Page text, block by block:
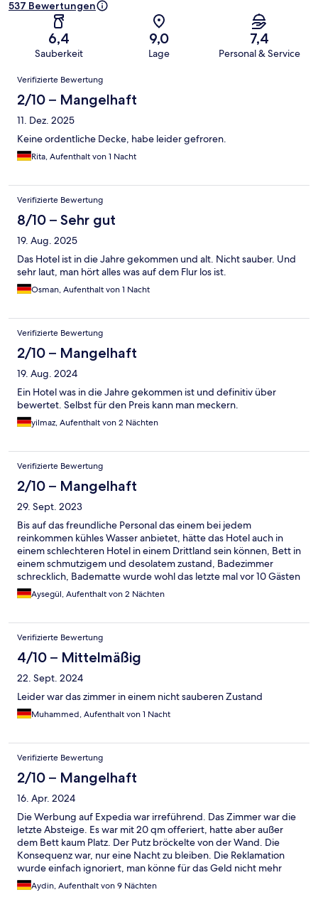
537 Bewertungen
6,4
Sauberkeit
9,0
Lage
7,4
Personal & Service
Bewertungen
Verifizierte Bewertung
2/10 – Mangelhaft
11. Dez. 2025
Keine ordentliche Decke, habe leider gefroren.
Rita, Aufenthalt von 1 Nacht
Verifizierte Bewertung
8/10 – Sehr gut
19. Aug. 2025
Das Hotel ist in die Jahre gekommen und alt. Nicht sauber. Und
sehr laut, man hört alles was auf dem Flur los ist.
Osman, Aufenthalt von 1 Nacht
Verifizierte Bewertung
2/10 – Mangelhaft
19. Aug. 2024
Ein Hotel was in die Jahre gekommen ist und definitiv über
bewertet. Selbst für den Preis kann man meckern.
yilmaz, Aufenthalt von 2 Nächten
Verifizierte Bewertung
2/10 – Mangelhaft
29. Sept. 2023
Bis auf das freundliche Personal das einem bei jedem
reinkommen kühles Wasser anbietet, hätte das Hotel auch in
einem schlechteren Hotel in einem Drittland sein können, Bett in
einem schmutzigem und desolatem zustand, Badezimmer
schrecklich, Badematte wurde wohl das letzte mal vor 10 Gästen
gewechselt, eher ein Stundenhotel für gewisses Klientel als ein
Hotel indem sich "normalos" wohl fühlen könnten.
Aysegül, Aufenthalt von 2 Nächten
Verifizierte Bewertung
4/10 – Mittelmäßig
22. Sept. 2024
Leider war das zimmer in einem nicht sauberen Zustand
Muhammed, Aufenthalt von 1 Nacht
Verifizierte Bewertung
2/10 – Mangelhaft
16. Apr. 2024
Die Werbung auf Expedia war irreführend. Das Zimmer war die
letzte Absteige. Es war mit 20 qm offeriert, hatte aber außer
dem Bett kaum Platz. Der Putz bröckelte von der Wand. Die
Konsequenz war, nur eine Nacht zu bleiben. Die Reklamation
wurde einfach ignoriert, man könne für das Geld nicht mehr
verlangen. Expedia hat außer nachzufragen, nichts
unternommen. Man könne nichts tun, wenn das Hotel nicht
Aydin, Aufenthalt von 9 Nächten